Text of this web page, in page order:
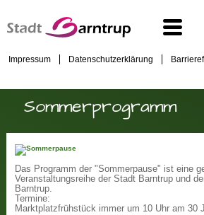
Impressum Datenschutzerklärung
Sommerprogramm
Das Programm der "Sommerpause" ist eine
Veranstaltungsreihe der Stadt Barntrup und
Barntrup.
Termine:
Marktplatzfrühstück immer um 10 Uhr am 30